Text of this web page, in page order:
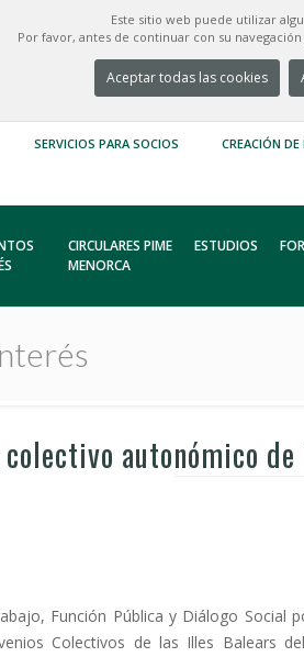
Este sitio web puede utilizar
Por favor, antes de continuar con su
Aceptar todas las cookies
SERVICIOS PARA SOCIOS CREACIÓN DE
CIRCULARES PIME
MENORCA
ESTUDIOS
colectivo autonómico
Función Pública y Diálogo Social
Colectivos de las Illes Balears